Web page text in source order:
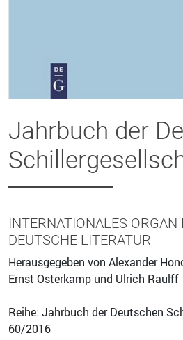
Jahrbuch der
INTERNATIONALES ORGAN
DEUTSCHE LITERATUR
Herausgegeben von Alexander
Ernst Osterkamp und Ulrich Raulff
Reihe: Jahrbuch der Deutschen
60/2016